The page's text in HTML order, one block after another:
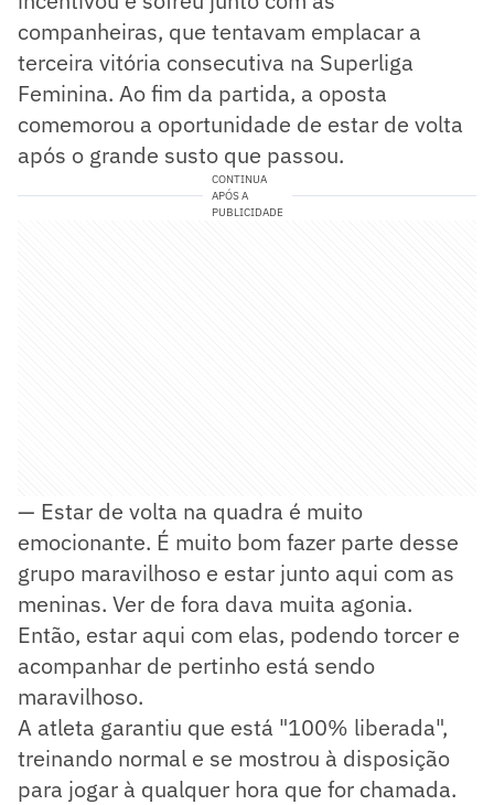
companheiras, que tentavam emplacar a
terceira vitória consecutiva na Superliga
Feminina. Ao fim da partida, a oposta
comemorou a oportunidade de estar de volta
após o grande susto que passou.
CONTINUA
APÓS A
PUBLICIDADE
— Estar de volta na quadra é muito
emocionante. É muito bom fazer parte desse
grupo maravilhoso e estar junto aqui com as
meninas. Ver de fora dava muita agonia.
Então, estar aqui com elas, podendo torcer e
acompanhar de pertinho está sendo
maravilhoso.
A atleta garantiu que está "100% liberada",
treinando normal e se mostrou à disposição
para jogar à qualquer hora que for chamada.